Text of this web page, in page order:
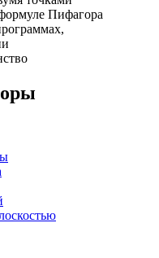
Пифагора